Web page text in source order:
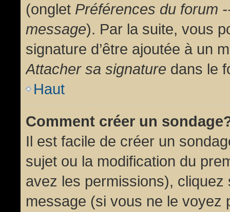
(onglet Préférences du forum
message). Par la suite, vous
signature d’être ajoutée à un
Attacher sa signature dans le
Haut
Comment créer un
Il est facile de créer un
sujet ou la modification du
avez les permissions), cliquez
message (si vous ne le voyez